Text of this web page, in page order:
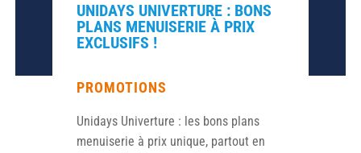
UNIDAYS UNIVERTURE : BONS
PLANS MENUISERIE À PRIX
EXCLUSIFS !
PROMOTIONS
Unidays Univerture : les bons plans
menuiserie à prix unique, partout en